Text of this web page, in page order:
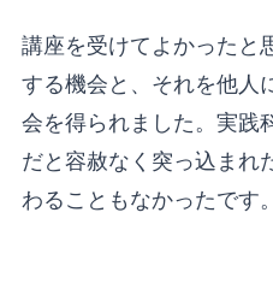
講座を受けてよかったと
する機会と、それを他人
会を得られました。実践
だと容赦なく突っ込まれ
わることもなかったです。